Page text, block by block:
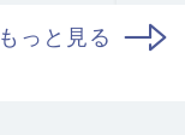
もっと見る